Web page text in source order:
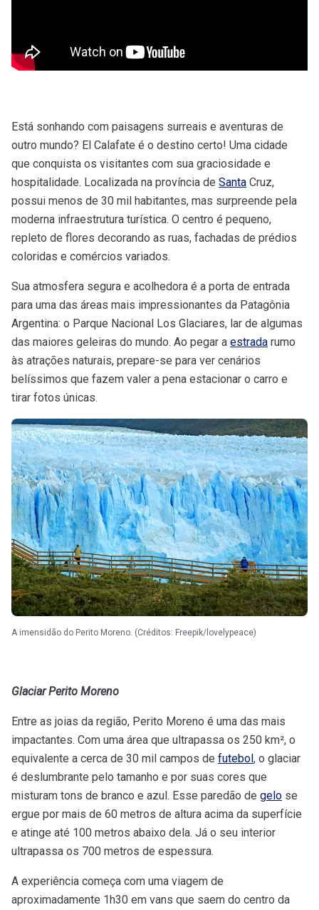
Está sonhando com paisagens surreais e aventuras de
outro mundo? El Calafate é o destino certo! Uma cidade
que conquista os visitantes com sua graciosidade e
hospitalidade. Localizada na província de Santa Cruz,
possui menos de 30 mil habitantes, mas surpreende pela
moderna infraestrutura turística. O centro é pequeno,
repleto de flores decorando as ruas, fachadas de prédios
coloridas e comércios variados.
Sua atmosfera segura e acolhedora é a porta de entrada
para uma das áreas mais impressionantes da Patagônia
Argentina: o Parque Nacional Los Glaciares, lar de algumas
das maiores geleiras do mundo. Ao pegar a estrada rumo
às atrações naturais, prepare-se para ver cenários
belíssimos que fazem valer a pena estacionar o carro e
tirar fotos únicas.
A imensidão do Perito Moreno. (Créditos: Freepik/lovelypeace)
Glaciar Perito Moreno
Entre as joias da região, Perito Moreno é uma das mais
impactantes. Com uma área que ultrapassa os 250 km², o
equivalente a cerca de 30 mil campos de futebol, o glaciar
é deslumbrante pelo tamanho e por suas cores que
misturam tons de branco e azul. Esse paredão de gelo se
ergue por mais de 60 metros de altura acima da superfície
e atinge até 100 metros abaixo dela. Já o seu interior
ultrapassa os 700 metros de espessura.
A experiência começa com uma viagem de
aproximadamente 1h30 em vans que saem do centro da